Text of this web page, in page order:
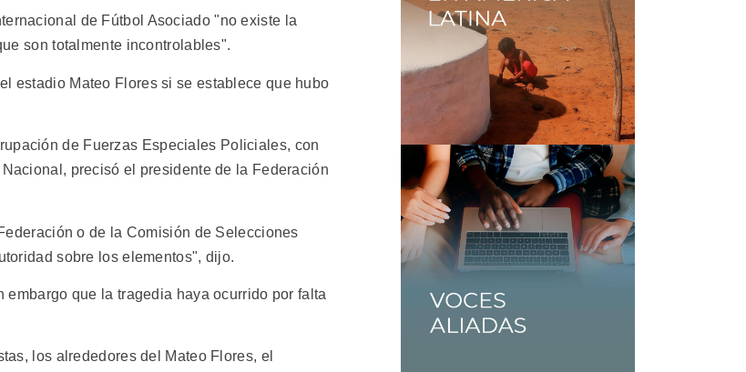
de Fútbol Asociado "no existe la
son totalmente incontrolables".
estadio Mateo Flores si se establece que hubo
de Fuerzas Especiales Policiales, con
precisó el presidente de la Federación
o de la Comisión de Selecciones
sobre los elementos", dijo.
que la tragedia haya ocurrido por falta
los alrededores del Mateo Flores, el